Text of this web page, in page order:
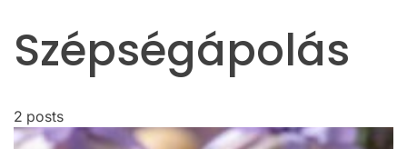
Szépségápolás
2 posts